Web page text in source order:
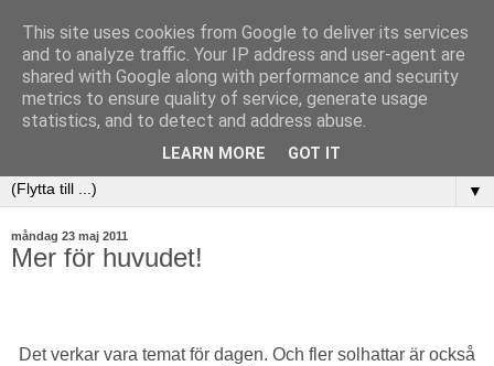
▼
måndag 23 maj 2011
Mer för huvudet!
Det verkar vara temat för dagen. Och fler solhattar är också
This site uses cookies from Google to deliver its services
and to analyze traffic. Your IP address and user-agent are
shared with Google along with performance and security
metrics to ensure quality of service, generate usage
statistics, and to detect and address abuse.
LEARN MORE GOT IT